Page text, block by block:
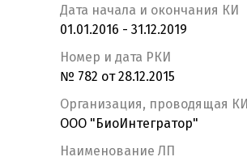
Дата начала и окончания КИ
01.01.2016 - 31.12.2019
Номер и дата РКИ
№ 782 от 28.12.2015
Организация, проводящая КИ
ООО "БиоИнтегратор"
Наименование ЛП